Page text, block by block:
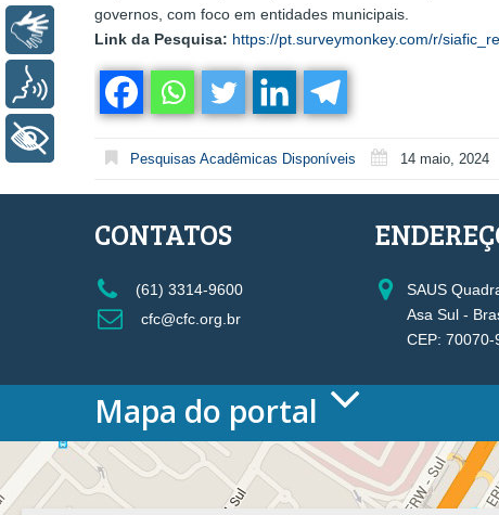
governos, com foco em entidades municipais.
Link da Pesquisa: https://pt.surveymonkey.com/r/
Pesquisas Acadêmicas Disponíveis 14 maio, 2024
CONTATOS
(61) 3314-9600
cfc@cfc.org.br
SAUS
Asa Sul -
CEP: 70070-
Mapa do portal
HOME
O CONSELHO
Conselho Diretor
Libras